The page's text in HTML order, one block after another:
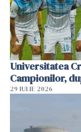
Universitatea
Campionilor,
29 IULIE 2026